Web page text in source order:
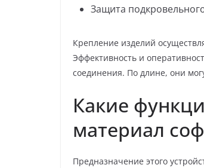
Защита
Крепление изделий
Эффективность и
соединения. По длине, они
Какие
материал
Предназначение этого